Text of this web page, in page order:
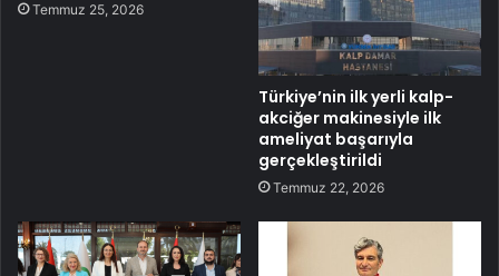
Temmuz 25, 2026
Türkiye’nin ilk yerli kalp-
akciğer makinesiyle ilk
ameliyat başarıyla
gerçekleştirildi
Temmuz 22, 2026